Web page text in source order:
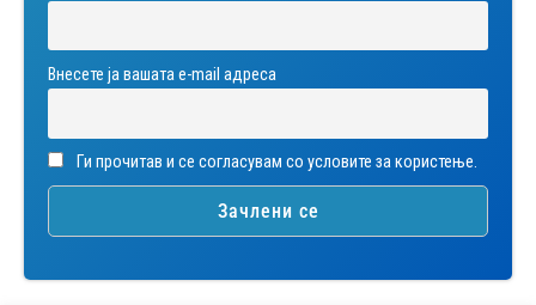
Внесете ја вашата е-mail адреса
Ги прочитав и се согласувам со условите за користење.